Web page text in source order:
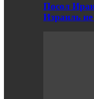
Посол
Израиль